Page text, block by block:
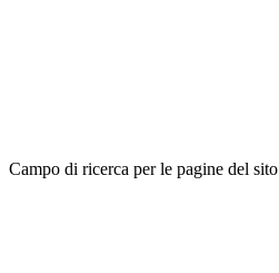
Campo di ricerca per le pagine del sito